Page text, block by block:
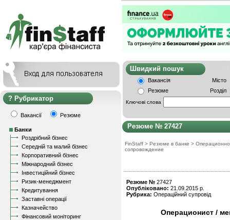
Рубрикатор
Вакансії Резюме
Банки
Роздрібний бізнес
Середній та малий бізнес
Корпоративний бізнес
Міжнародний бізнес
Інвестиційний бізнес
Ризик-менеджмент
Кредитування
Заставні операції
Казначейство
Фінансовий моніторинг
Швидкий
Вакансія
Місто
Резюме
Розділ
Ключові слова
Резюме № 27427
FinStaff > Резюме в банке >
сопровождение
Резюме № 27427
Опубліковано: 21.09.2015 р.
Рубрика: Операційний супровід
Операционист /